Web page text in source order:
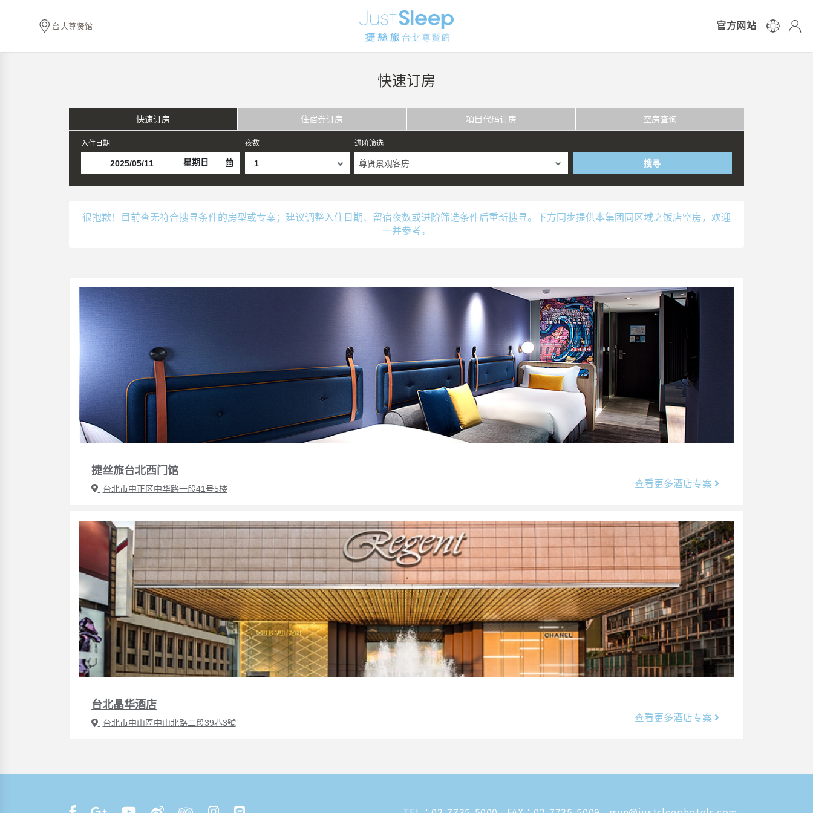
台大尊贤馆 官方网站
快速订房
快速订房 住宿券订房 項目代码订房 空房查询
入住日期
星期日
夜数 进阶筛选
尊贤景观客房 搜寻
很抱歉！目前查无符合搜寻条件的房型或专案；建议调整入住日期、留宿夜数或进阶筛选条件后重新搜寻。下方同步提供本集团同区域之饭店空房，欢迎
一并参考。
捷丝旅台北西门馆
台北市中正区中华路一段41号5楼 查看更多酒店专案
台北晶华酒店
台北市中山區中山北路二段39巷3號 查看更多酒店专案